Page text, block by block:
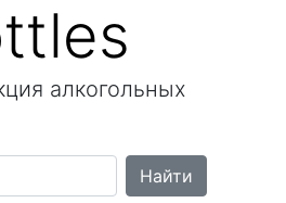
алкогольных